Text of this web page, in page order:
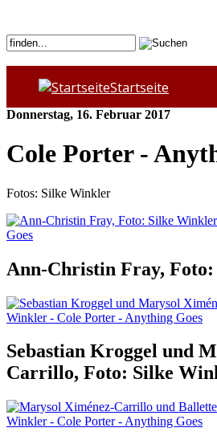
Startseite
Donnerstag, 16. Februar 2017
Cole Porter -
Fotos: Silke Winkler
Ann-Christin Fray,
Sebastian Kroggel und
Carrillo, Foto: Silke